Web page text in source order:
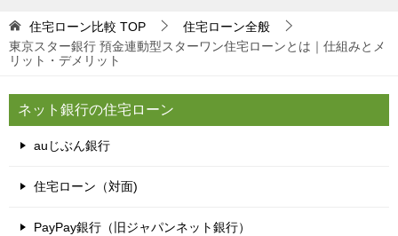
住宅ローン比較 TOP
住宅ローン全般
東京スター銀行 預金連動型スターワン住宅ローンとは｜仕組みとメ
リット・デメリット
ネット銀行の住宅ローン
auじぶん銀行
住宅ローン（対面)
PayPay銀行（旧ジャパンネット銀行）